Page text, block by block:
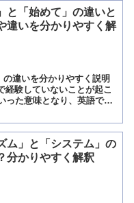
と「始めて」の違いと
違いを分かりやすく解
違いを分かりやすく説明
経験していないことが起こ
った意味となり、英語で言
ム」と「システム」の
分かりやすく解釈